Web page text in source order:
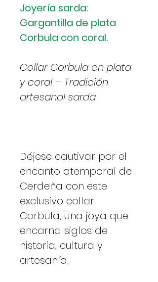
Joyería sarda:
Gargantilla de plata
Corbula con coral.
Collar Corbula en plata
y coral – Tradición
artesanal sarda
Déjese cautivar por el
encanto atemporal de
Cerdeña con este
exclusivo collar
Corbula, una joya que
encarna siglos de
historia, cultura y
artesanía.